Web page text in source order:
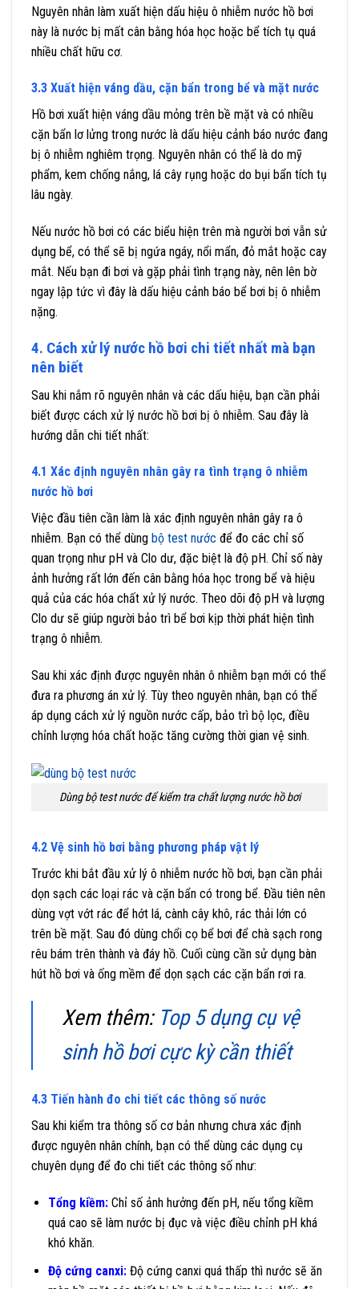
Nguyên nhân làm xuất hiện dấu hiệu ô nhiễm nước hồ bơi
này là nước bị mất cân bằng hóa học hoặc bể tích tụ quá
nhiều chất hữu cơ.
3.3 Xuất hiện váng dầu, cặn bẩn trong bể và mặt nước
Hồ bơi xuất hiện váng dầu mỏng trên bề mặt và có nhiều
cặn bẩn lơ lửng trong nước là dấu hiệu cảnh báo nước đang
bị ô nhiễm nghiêm trọng. Nguyên nhân có thể là do mỹ
phẩm, kem chống nắng, lá cây rụng hoặc do bụi bẩn tích tụ
lâu ngày.
Nếu nước hồ bơi có các biểu hiện trên mà người bơi vẫn sử
dụng bể, có thể sẽ bị ngứa ngáy, nổi mẩn, đỏ mắt hoặc cay
mắt. Nếu bạn đi bơi và gặp phải tình trạng này, nên lên bờ
ngay lập tức vì đây là dấu hiệu cảnh báo bể bơi bị ô nhiễm
nặng.
4. Cách xử lý nước hồ bơi chi tiết nhất mà bạn
nên biết
Sau khi nắm rõ nguyên nhân và các dấu hiệu, bạn cần phải
biết được cách xử lý nước hồ bơi bị ô nhiễm. Sau đây là
hướng dẫn chi tiết nhất:
4.1 Xác định nguyên nhân gây ra tình trạng ô nhiễm
nước hồ bơi
Việc đầu tiên cần làm là xác định nguyên nhân gây ra ô
nhiễm. Bạn có thể dùng bộ test nước để đo các chỉ số
quan trọng như pH và Clo dư, đặc biệt là độ pH. Chỉ số này
ảnh hưởng rất lớn đến cân bằng hóa học trong bể và hiệu
quả của các hóa chất xử lý nước. Theo dõi độ pH và lượng
Clo dư sẽ giúp người bảo trì bể bơi kịp thời phát hiện tình
trạng ô nhiễm.
Sau khi xác định được nguyên nhân ô nhiễm bạn mới có thể
đưa ra phương án xử lý. Tùy theo nguyên nhân, bạn có thể
áp dụng cách xử lý nguồn nước cấp, bảo trì bộ lọc, điều
chỉnh lượng hóa chất hoặc tăng cường thời gian vệ sinh.
Dùng bộ test nước để kiểm tra chất lượng nước hồ bơi
4.2 Vệ sinh hồ bơi bằng phương pháp vật lý
Trước khi bắt đầu xử lý ô nhiễm nước hồ bơi, bạn cần phải
dọn sạch các loại rác và cặn bẩn có trong bể. Đầu tiên nên
dùng vợt vớt rác để hớt lá, cành cây khô, rác thải lớn có
trên bề mặt. Sau đó dùng chổi cọ bể bơi để chà sạch rong
rêu bám trên thành và đáy hồ. Cuối cùng cần sử dụng bàn
hút hồ bơi và ống mềm để dọn sạch các cặn bẩn rơi ra.
Xem thêm: Top 5 dụng cụ vệ
sinh hồ bơi cực kỳ cần thiết
4.3 Tiến hành đo chi tiết các thông số nước
Sau khi kiểm tra thông số cơ bản nhưng chưa xác định
được nguyên nhân chính, bạn có thể dùng các dụng cụ
chuyên dụng để đo chi tiết các thông số như:
Tổng kiềm:Chỉ số ảnh hưởng đến pH, nếu tổng kiềm
quá cao sẽ làm nước bị đục và việc điều chỉnh pH khá
khó khăn.
Độ cứng canxi:Độ cứng canxi quá thấp thì nước sẽ ăn